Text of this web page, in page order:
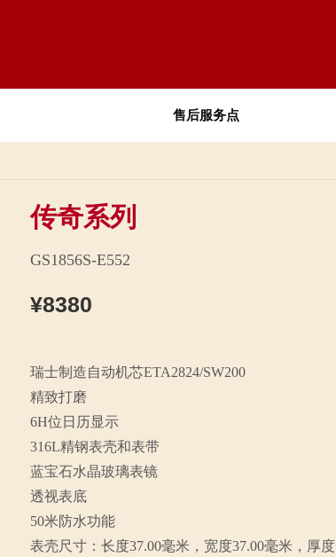
售后服务点
传奇系列
GS1856S-E552
¥8380
瑞士制造自动机芯ETA2824/SW200
精致打磨
6H位日历显示
316L精钢表壳和表带
蓝宝石水晶玻璃表镜
透视表底
50米防水功能
表壳尺寸：长度37.00毫米，宽度37.00毫米，厚度